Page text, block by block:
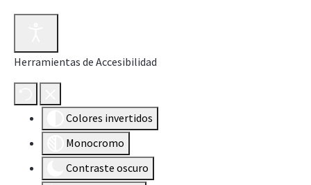
Herramientas de Accesibilidad
Colores invertidos
Monocromo
Contraste oscuro